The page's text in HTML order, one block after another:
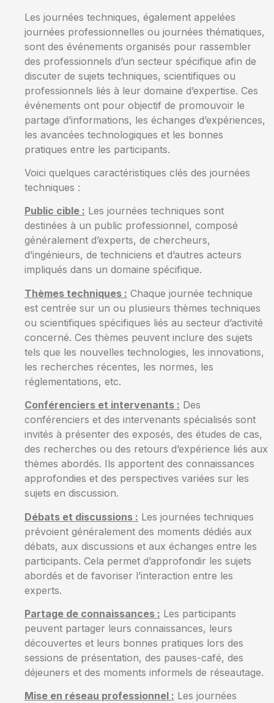
Les journées techniques, également appelées
journées professionnelles ou journées thématiques,
sont des événements organisés pour rassembler
des professionnels d’un secteur spécifique afin de
discuter de sujets techniques, scientifiques ou
professionnels liés à leur domaine d’expertise. Ces
événements ont pour objectif de promouvoir le
partage d’informations, les échanges d’expériences,
les avancées technologiques et les bonnes
pratiques entre les participants.
Voici quelques caractéristiques clés des journées
techniques :
Public cible : Les journées techniques sont
destinées à un public professionnel, composé
généralement d’experts, de chercheurs,
d’ingénieurs, de techniciens et d’autres acteurs
impliqués dans un domaine spécifique.
Thèmes techniques : Chaque journée technique
est centrée sur un ou plusieurs thèmes techniques
ou scientifiques spécifiques liés au secteur d’activité
concerné. Ces thèmes peuvent inclure des sujets
tels que les nouvelles technologies, les innovations,
les recherches récentes, les normes, les
réglementations, etc.
Conférenciers et intervenants : Des
conférenciers et des intervenants spécialisés sont
invités à présenter des exposés, des études de cas,
des recherches ou des retours d’expérience liés aux
thèmes abordés. Ils apportent des connaissances
approfondies et des perspectives variées sur les
sujets en discussion.
Débats et discussions : Les journées techniques
prévoient généralement des moments dédiés aux
débats, aux discussions et aux échanges entre les
participants. Cela permet d’approfondir les sujets
abordés et de favoriser l’interaction entre les
experts.
Partage de connaissances : Les participants
peuvent partager leurs connaissances, leurs
découvertes et leurs bonnes pratiques lors des
sessions de présentation, des pauses-café, des
déjeuners et des moments informels de réseautage.
Mise en réseau professionnel : Les journées